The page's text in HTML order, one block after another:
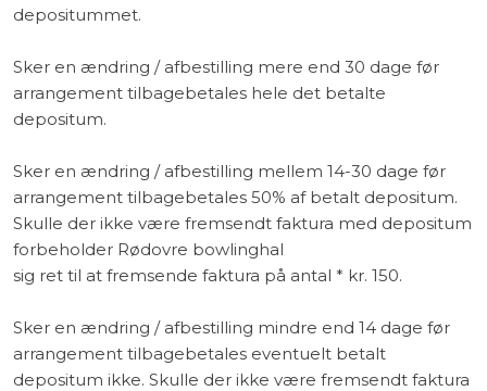
depositummet.
Sker en ændring / afbestilling mere end 30 dage før
arrangement tilbagebetales hele det betalte
depositum.
Sker en ændring / afbestilling mellem 14-30 dage før
arrangement tilbagebetales 50% af betalt depositum.
Skulle der ikke være fremsendt faktura med depositum
forbeholder Rødovre bowlinghal
sig ret til at fremsende faktura på antal * kr. 150.
Sker en ændring / afbestilling mindre end 14 dage før
arrangement tilbagebetales eventuelt betalt
depositum ikke. Skulle der ikke være fremsendt faktura